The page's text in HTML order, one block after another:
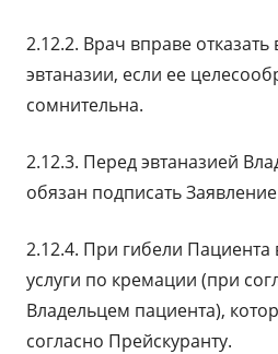
2.12.2. Врач вправе
эвтаназии, если ее
сомнительна.
2.12.3. Перед эвтаназией
обязан подписать
2.12.4. При гибели
услуги по кремации (при
Владельцем пациента),
согласно Прейскуранту.